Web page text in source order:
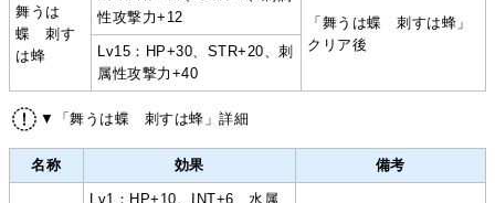
舞うは
蝶 刺す
は蜂
性攻撃力+12
「舞うは蝶 刺すは蜂」
クリア後
Lv15：HP+30、STR+20、刺
属性攻撃力+40
▼「舞うは蝶 刺すは蜂」詳細
名称 効果 備考
Lv1：HP+10、INT+6、水属